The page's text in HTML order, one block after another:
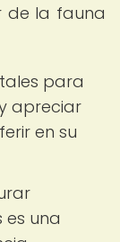
de la fauna
para
apreciar
en su
es una